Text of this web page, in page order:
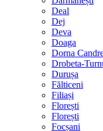
Deal
Dej
Deva
Doaga
Dorna
Drobeta-
Durușa
Fălticeni
Filiași
Florești
Florești
Focșani